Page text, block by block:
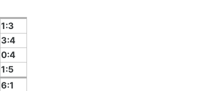
1:3
3:4
0:4
1:5
6:1